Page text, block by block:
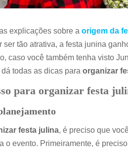
explicações sobre a origem da
ser tão atrativa, a festa junina
caso você também tenha visto
todas as dicas para organizar
para organizar festa
festa julina, é preciso que
o evento. Primeiramente, é